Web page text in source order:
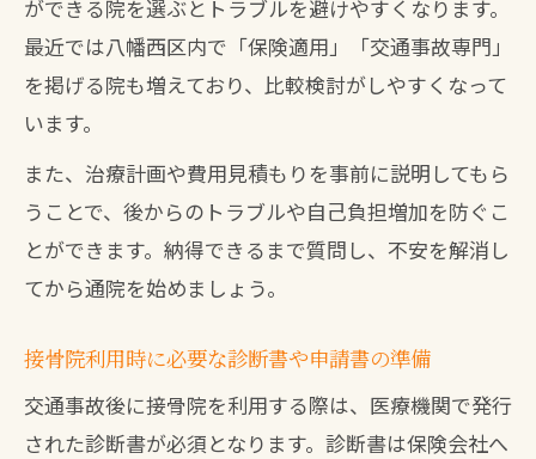
ができる院を選ぶとトラブルを避けやすくなります。
最近では八幡西区内で「保険適用」「交通事故専門」
を掲げる院も増えており、比較検討がしやすくなって
います。
また、治療計画や費用見積もりを事前に説明してもら
うことで、後からのトラブルや自己負担増加を防ぐこ
とができます。納得できるまで質問し、不安を解消し
てから通院を始めましょう。
接骨院利用時に必要な診断書や申請書の準備
交通事故後に接骨院を利用する際は、医療機関で発行
された診断書が必須となります。診断書は保険会社へ